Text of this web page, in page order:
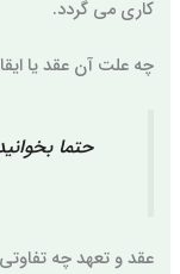
کاری می گردد.
چه علت آن عقد یا
حتما
عقد و تعهد چه تفاوتی